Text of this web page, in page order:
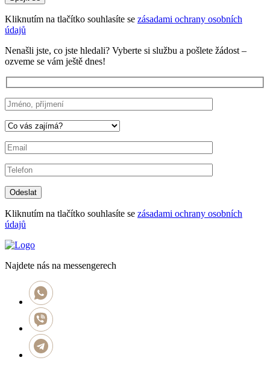
Kliknutím na tlačítko souhlasíte se zásadami ochrany osobních
údajů
Nenašli jste, co jste hledali? Vyberte si službu a pošlete žádost –
ozveme se vám ještě dnes!
Kliknutím na tlačítko souhlasíte se zásadami ochrany osobních
údajů
Najdete nás na messengerech